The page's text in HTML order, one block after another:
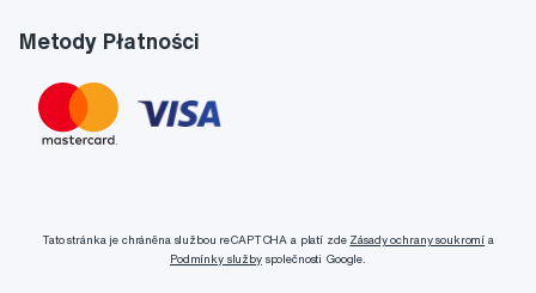
Metody Płatności
Tato stránka je chráněna službou reCAPTCHA a platí zde Zásady ochrany soukromí a
Podmínky službyspolečnosti Google.